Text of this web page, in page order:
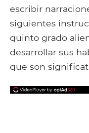
escribir
siguientes
quinto grado
desarrollar sus
que son